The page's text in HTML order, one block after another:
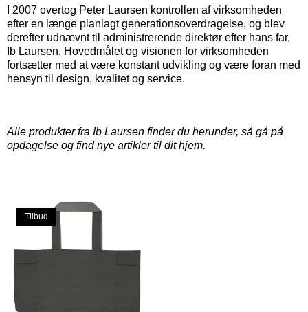
I 2007 overtog Peter Laursen kontrollen af virksomheden
efter en længe planlagt generationsoverdragelse, og blev
derefter udnævnt til administrerende direktør efter hans far,
Ib Laursen. Hovedmålet og visionen for virksomheden
fortsætter med at være konstant udvikling og være foran med
hensyn til design, kvalitet og service.
Alle produkter fra Ib Laursen finder du herunder, så gå på
opdagelse og find nye artikler til dit hjem.
Tilbud